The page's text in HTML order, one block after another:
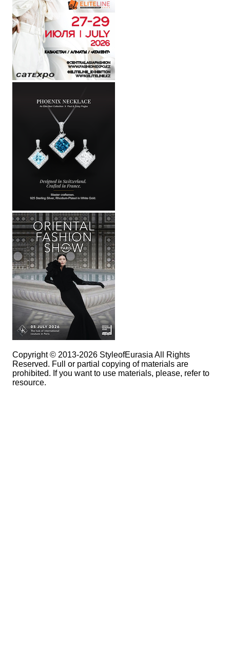
Copyright © 2013-2026 StyleofEurasia All Rights
Reserved. Full or partial copying of materials are
prohibited. If you want to use materials, please, refer to
resource.